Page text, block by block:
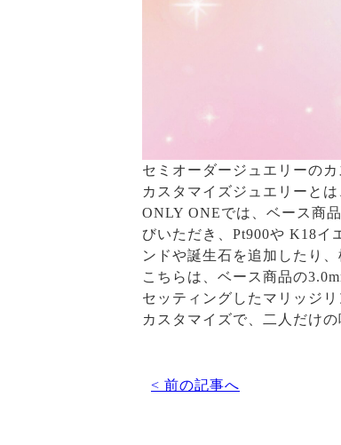
セミオーダージュエリーの
カスタマイズジュエリーと
ONLY ONEでは、ベース商
びいただき、Pt900や K18イ
ンドや誕生石を追加したり
こちらは、ベース商品の
セッティングしたマリッジリ
カスタマイズで、二人だけ
< 前の記事へ